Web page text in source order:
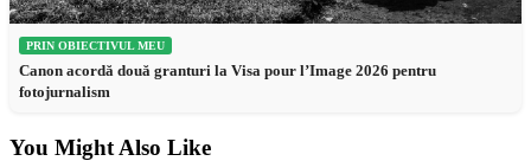
PRIN OBIECTIVUL MEU
Canon acordă două granturi la Visa pour l’Image 2026 pentru
fotojurnalism
You Might Also Like